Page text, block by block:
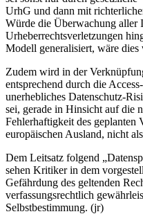
UrhG und dann mit
Würde die Überwachung aller
Urheberrechtsverletzungen
Modell generalisiert, wäre dies
Zudem wird in der
entsprechend durch die
unerhebliches Datenschutz-
sei, gerade in Hinsicht auf die
Fehlerhaftigkeit des geplanten
europäischen Ausland, nicht
Dem Leitsatz folgend
sehen Kritiker in dem
Gefährdung des geltenden
verfassungsrechtlich
Selbstbestimmung. (jr)